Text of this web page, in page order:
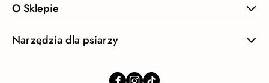
O Sklepie
Narzędzia dla psiarzy